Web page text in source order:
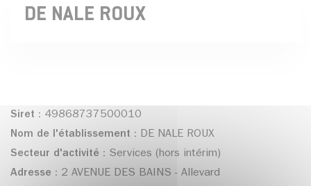
DE NALE ROUX
Siret : 49868737500010
Nom de l'établissement : DE NALE ROUX
Secteur d'activité : Services (hors intérim)
Adresse : 2 AVENUE DES BAINS - Allevard